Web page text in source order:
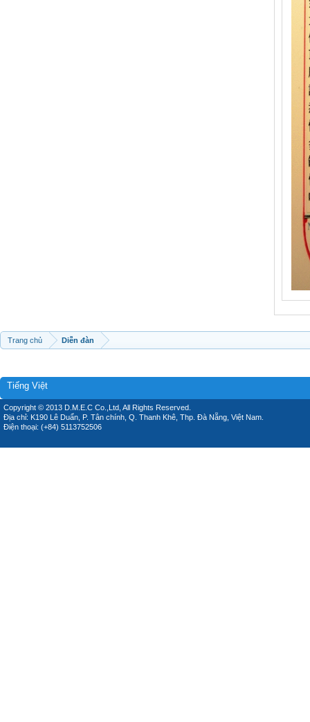
Trang chủ Diễn đàn
Tiếng Việt
Copyright © 2013 D.M.E.C Co.,Ltd, All Rights Reserved.
Địa chỉ: K190 Lê Duẩn, P. Tân chính, Q. Thanh Khê, Thp. Đà Nẵng, Việt Nam.
Điện thoại: (+84) 5113752506